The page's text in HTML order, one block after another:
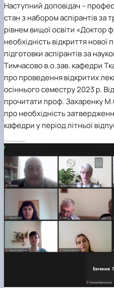
Наступний доповідач –
стан з набором аспірантів за
рівнем вищої освіти «Доктор
необхідність відкриття
підготовки аспірантів за
Тимчасово в.о.зав. кафедри
про проведення відкритих
осіннього семестру 2023 р.
прочитати проф. Захаренку
про необхідність
кафедри у період літньої